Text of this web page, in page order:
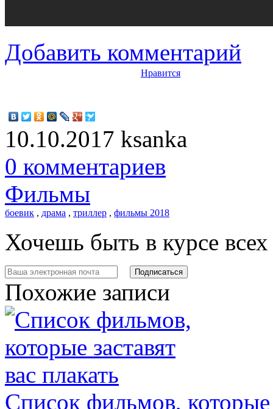
Добавить комментарий
Нравится
10.10.2017 ksanka
0 комментариев
Фильмы
боевик , драма , триллер , фильмы 2018
Хочешь быть в курсе
Похожие записи
Список фильмов, которые